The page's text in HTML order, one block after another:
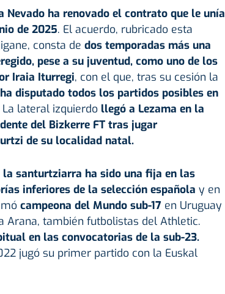
Nevado ha renovado el contrato que le unía
de 2025. El acuerdo, rubricado esta
consta de dos temporadas más una
pese a su juventud, como uno de los
Iraia Iturregi, con el que, tras su cesión la
ha disputado todos los partidos posibles en
La lateral izquierdo llegó a Lezama en la
del Bizkerre FT tras jugar
de su localidad natal.
la santurtziarra ha sido una fija en las
inferiores de la selección española y en
campeona del Mundo sub-17 en Uruguay
Arana, también futbolistas del Athletic.
en las convocatorias de la sub-23.
jugó su primer partido con la Euskal